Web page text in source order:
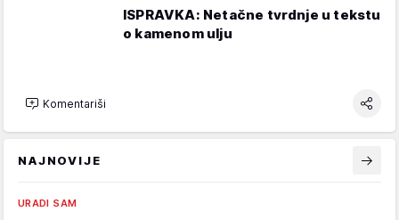
ISPRAVKA: Netačne tvrdnje u tekstu
o kamenom ulju
Komentariši
NAJNOVIJE
URADI SAM